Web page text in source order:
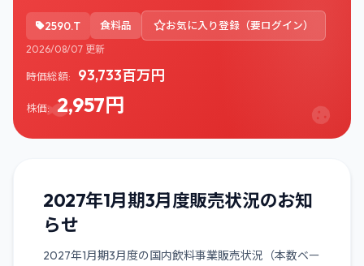
2590.T 食料品 お気に入り登録（要ログイン）
2026/08/07 更新
時価総額: 93,733百万円
株価: 2,957円
2027年1月期3月度販売状況のお知
らせ
2027年1月期3月度の国内飲料事業販売状況（本数ベー